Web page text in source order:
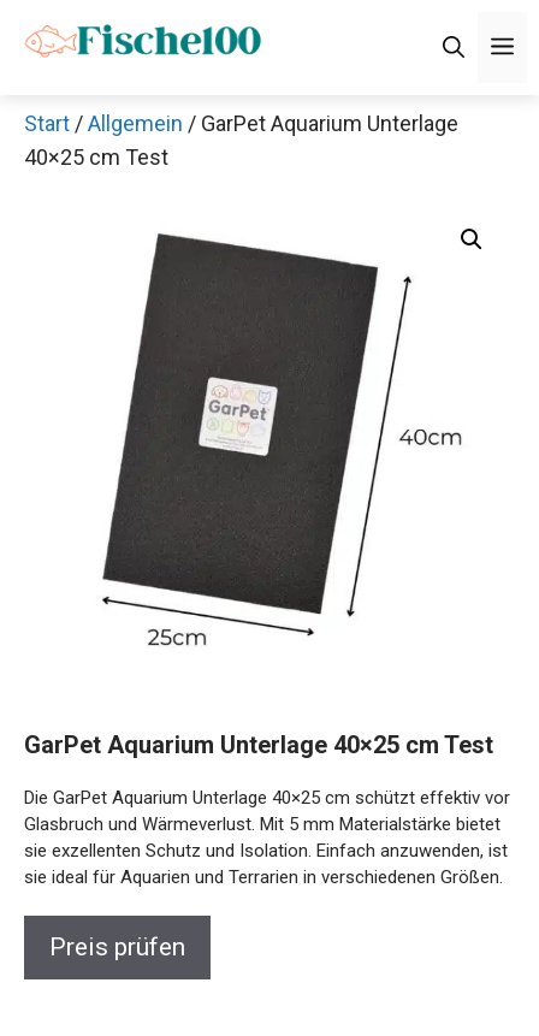
Inhalt
Start /Allgemein / GarPet Aquarium Unterlage
40×25 cm Test
GarPet Aquarium Unterlage 40×25 cm Test
Die GarPet Aquarium Unterlage 40×25 cm schützt effektiv vor
Glasbruch und Wärmeverlust. Mit 5 mm Materialstärke bietet
sie exzellenten Schutz und Isolation. Einfach anzuwenden, ist
sie ideal für Aquarien und Terrarien in verschiedenen Größen.
Preis prüfen